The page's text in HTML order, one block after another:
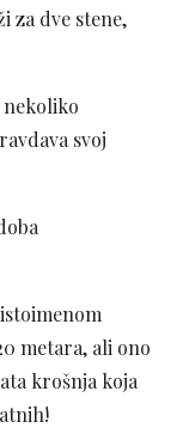
za dve stene,
nekoliko
svoj
metara, ali ono
krošnja koja